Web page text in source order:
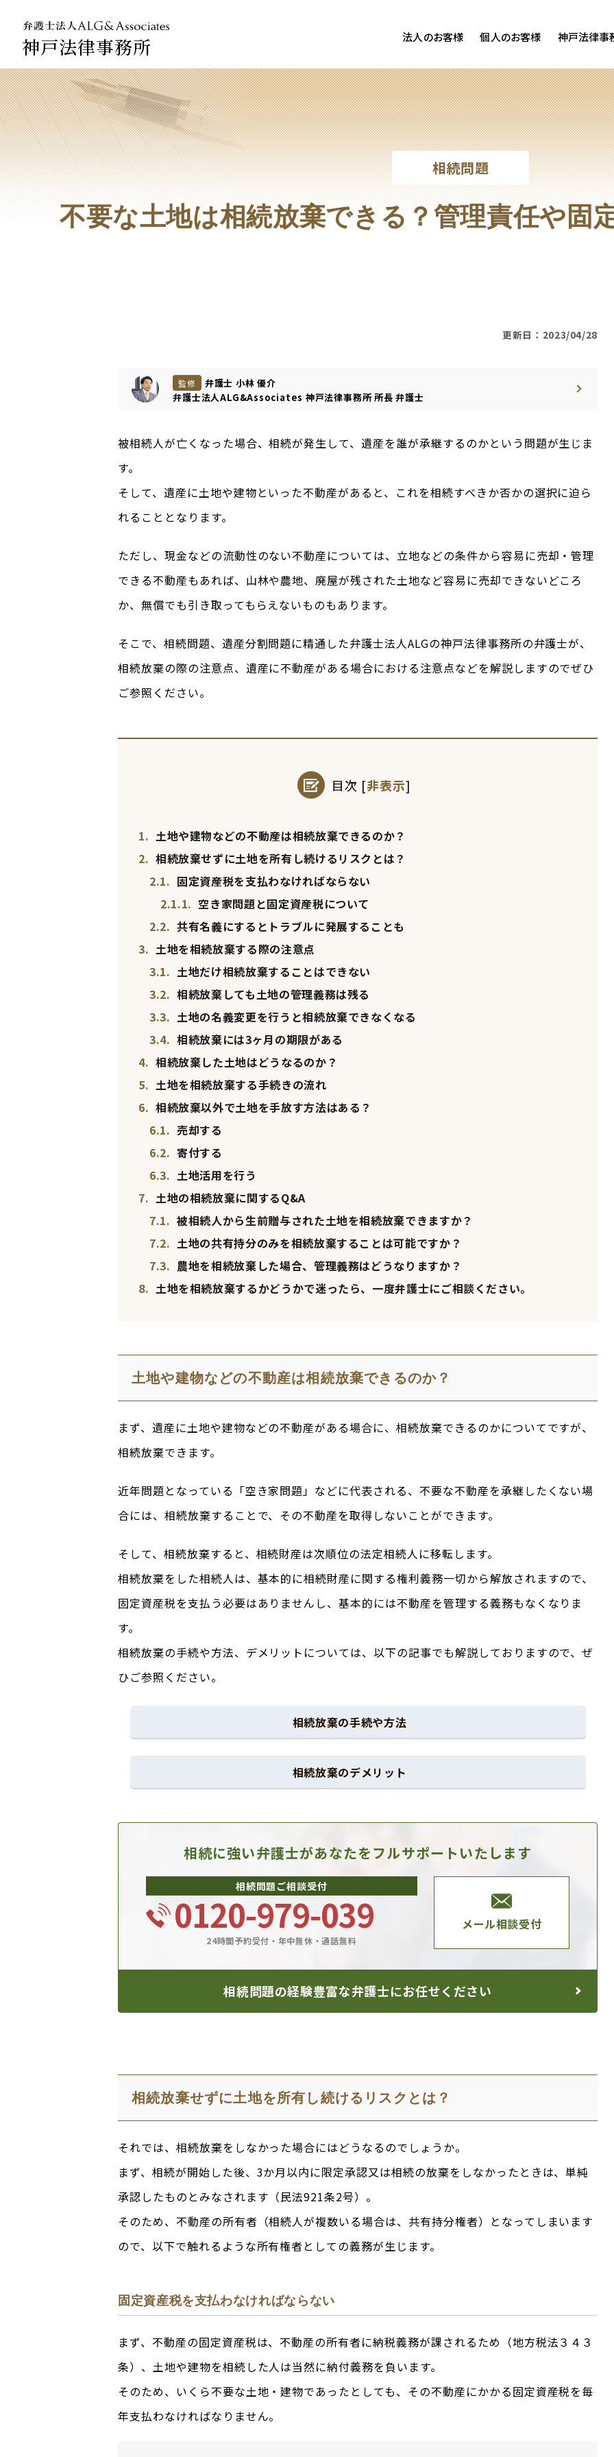
神戸法律事務所 法人のお客様
法人のお客様ご相談
企業法務専用サイト 労務専用サイト
個人のお客様
個人のお客様ご相談
交通事故 医療過誤
離婚問題 刑事事件
損害賠償
神戸法律事
相続問題
不要な土地は相続放棄できる？管理責任や固
更新日：2023/04/28
監修
弁護士 小林 優介
弁護士法人ALG&Associates 神戸法律事務所所長 弁護士
被相続人が亡くなった場合、相続が発生して、遺産を誰が承継するのかという問題が生じま
す。
そして、遺産に土地や建物といった不動産があると、これを相続すべきか否かの選択に迫ら
れることとなります。
ただし、現金などの流動性のない不動産については、立地などの条件から容易に売却・管理
できる不動産もあれば、山林や農地、廃屋が残された土地など容易に売却できないどころ
か、無償でも引き取ってもらえないものもあります。
そこで、相続問題、遺産分割問題に精通した弁護士法人ALGの神戸法律事務所の弁護士が、
相続放棄の際の注意点、遺産に不動産がある場合における注意点などを解説しますのでぜひ
ご参照ください。
目次 [非表示]
1. 土地や建物などの不動産は相続放棄できるのか？
2. 相続放棄せずに土地を所有し続けるリスクとは？
2.1. 固定資産税を支払わなければならない
2.1.1. 空き家問題と固定資産税について
2.2. 共有名義にするとトラブルに発展することも
3. 土地を相続放棄する際の注意点
3.1. 土地だけ相続放棄することはできない
3.2. 相続放棄しても土地の管理義務は残る
3.3. 土地の名義変更を行うと相続放棄できなくなる
3.4. 相続放棄には3ヶ月の期限がある
4. 相続放棄した土地はどうなるのか？
5. 土地を相続放棄する手続きの流れ
6. 相続放棄以外で土地を手放す方法はある？
6.1. 売却する
6.2. 寄付する
6.3. 土地活用を行う
7. 土地の相続放棄に関するQ&A
7.1. 被相続人から生前贈与された土地を相続放棄できますか？
7.2. 土地の共有持分のみを相続放棄することは可能ですか？
7.3. 農地を相続放棄した場合、管理義務はどうなりますか？
8. 土地を相続放棄するかどうかで迷ったら、一度弁護士にご相談ください。
土地や建物などの不動産は相続放棄できるのか？
まず、遺産に土地や建物などの不動産がある場合に、相続放棄できるのかについてですが、
相続放棄できます。
近年問題となっている「空き家問題」などに代表される、不要な不動産を承継したくない場
合には、相続放棄することで、その不動産を取得しないことができます。
そして、相続放棄すると、相続財産は次順位の法定相続人に移転します。
相続放棄をした相続人は、基本的に相続財産に関する権利義務一切から解放されますので、
固定資産税を支払う必要はありませんし、基本的には不動産を管理する義務もなくなりま
す。
相続放棄の手続や方法、デメリットについては、以下の記事でも解説しておりますので、ぜ
ひご参照ください。
相続放棄の手続や方法
相続放棄のデメリット
相続に強い弁護士があなたをフルサポートいたします
相続問題ご相談受付
0120-979-039
24時間予約受付・年中無休・通話無料
メール相談受付
相続問題の経験豊富な弁護士にお任せください
相続放棄せずに土地を所有し続けるリスクとは？
それでは、相続放棄をしなかった場合にはどうなるのでしょうか。
まず、相続が開始した後、3か月以内に限定承認又は相続の放棄をしなかったときは、単純
承認したものとみなされます（民法921条2号）。
そのため、不動産の所有者（相続人が複数いる場合は、共有持分権者）となってしまいます
ので、以下で触れるような所有権者としての義務が生じます。
固定資産税を支払わなければならない
まず、不動産の固定資産税は、不動産の所有者に納税義務が課されるため（地方税法３４３
条）、土地や建物を相続した人は当然に納付義務を負います。
そのため、いくら不要な土地・建物であったとしても、その不動産にかかる固定資産税を毎
年支払わなければなりません。